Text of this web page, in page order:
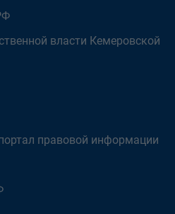
власти Кемеровской
правовой информации